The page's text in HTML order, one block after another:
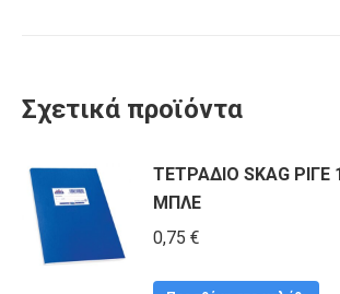
Σχετικά προϊόντα
ΤΕΤΡΑΔΙΟ SKAG ΡΙΓΕ
ΜΠΛΕ
0,75 €